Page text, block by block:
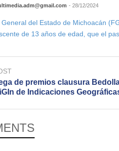
- 28/12/2024
del Estado de Michoacán
de 13 años de edad, que el
de premios clausura
de Indicaciones